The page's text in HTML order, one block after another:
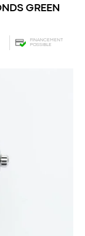
GREEN
FINANCEMENT
POSSIBLE